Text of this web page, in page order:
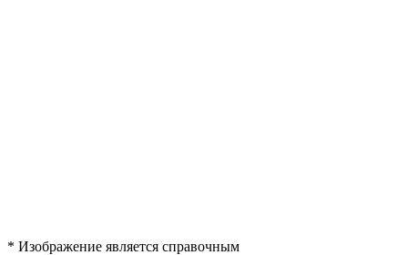
* Изображение является справочным